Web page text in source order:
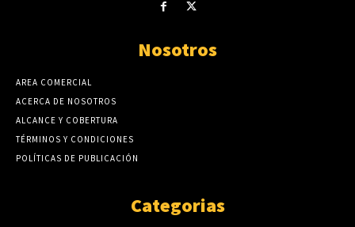
Nosotros
AREA COMERCIAL
ACERCA DE NOSOTROS
ALCANCE Y COBERTURA
TÉRMINOS Y CONDICIONES
POLÍTICAS DE PUBLICACIÓN
Categorias